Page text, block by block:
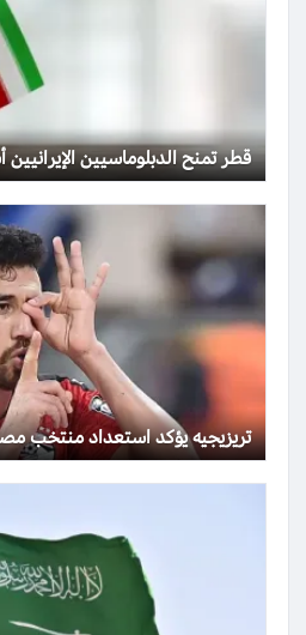
قطر تمنح الدبلوماسيين الإيرانيين
تريزيجيه يؤكد استعداد منتخب